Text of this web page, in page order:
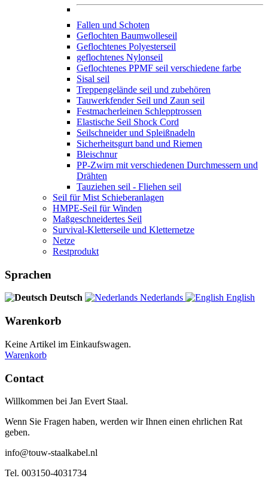
Fallen und Schoten
Geflochten Baumwolleseil
Geflochtenes Polyesterseil
geflochtenes Nylonseil
Geflochtenes PPMF seil verschiedene farbe
Sisal seil
Treppengelände seil und zubehören
Tauwerkfender Seil und Zaun seil
Festmacherleinen Schlepptrossen
Elastische Seil Shock Cord
Seilschneider und Spleißnadeln
Sicherheitsgurt band und Riemen
Bleischnur
PP-Zwirn mit verschiedenen Durchmessern und
Drähten
Tauziehen seil - Fliehen seil
Seil für Mist Schieberanlagen
HMPE-Seil für Winden
Maßgeschneidertes Seil
Survival-Kletterseile und Kletternetze
Netze
Restprodukt
Sprachen
Deutsch Nederlands English
Warenkorb
Keine Artikel im Einkaufswagen.
Warenkorb
Contact
Willkommen bei Jan Evert Staal.
Wenn Sie Fragen haben, werden wir Ihnen einen ehrlichen Rat
geben.
info@touw-staalkabel.nl
Tel. 003150-4031734